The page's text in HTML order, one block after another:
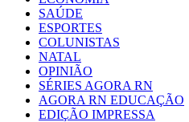
SAÚDE
ESPORTES
COLUNISTAS
NATAL
OPINIÃO
SÉRIES AGORA RN
AGORA RN EDUCAÇÃO
EDIÇÃO IMPRESSA